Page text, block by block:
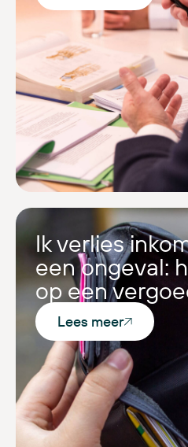
Ik verlies
een ongeval:
op een
Lees meer